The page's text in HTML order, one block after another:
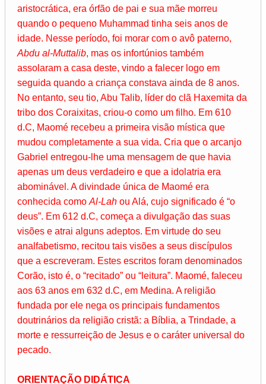
aristocrática, era órfão de pai e sua mãe morreu
quando o pequeno Muhammad tinha seis anos de
idade. Nesse período, foi morar com o avô paterno,
Abdu al-Muttalib, mas os infortúnios também
assolaram a casa deste, vindo a falecer logo em
seguida quando a criança constava ainda de 8 anos.
No entanto, seu tio, Abu Talib, líder do clã Haxemita da
tribo dos Coraixitas, criou-o como um filho. Em 610
d.C, Maomé recebeu a primeira visão mística que
mudou completamente a sua vida. Cria que o arcanjo
Gabriel entregou-lhe uma mensagem de que havia
apenas um deus verdadeiro e que a idolatria era
abominável. A divindade única de Maomé era
conhecida como Al-Lah ou Alá, cujo significado é “o
deus”. Em 612 d.C, começa a divulgação das suas
visões e atrai alguns adeptos. Em virtude do seu
analfabetismo, recitou tais visões a seus discípulos
que a escreveram. Estes escritos foram denominados
Corão, isto é, o “recitado” ou “leitura”. Maomé, faleceu
aos 63 anos em 632 d.C, em Medina. A religião
fundada por ele nega os principais fundamentos
doutrinários da religião cristã: a Bíblia, a Trindade, a
morte e ressurreição de Jesus e o caráter universal do
pecado.
ORIENTAÇÃO DIDÁTICA